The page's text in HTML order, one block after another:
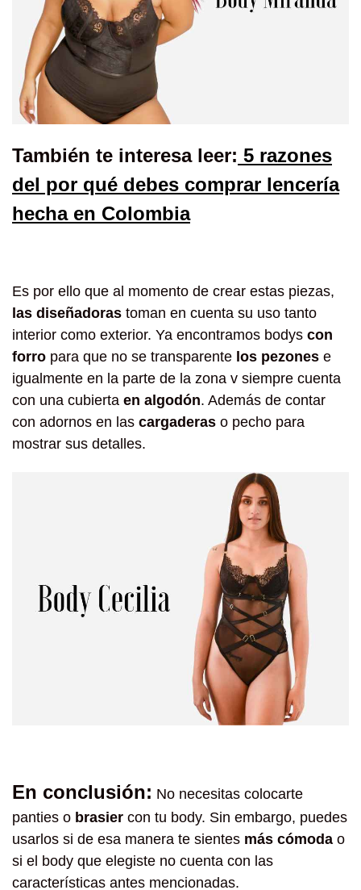
También te interesa leer: 5 razones
del por qué debes comprar lencería
hecha en Colombia
Es por ello que al momento de crear estas piezas,
las diseñadoras toman en cuenta su uso tanto
interior como exterior. Ya encontramos bodys con
forro para que no se transparente los pezones e
igualmente en la parte de la zona v siempre cuenta
con una cubierta en algodón. Además de contar
con adornos en las cargaderas o pecho para
mostrar sus detalles.
En conclusión: No necesitas colocarte
panties o brasier con tu body. Sin embargo, puedes
usarlos si de esa manera te sientes más cómoda o
si el body que elegiste no cuenta con las
características antes mencionadas.